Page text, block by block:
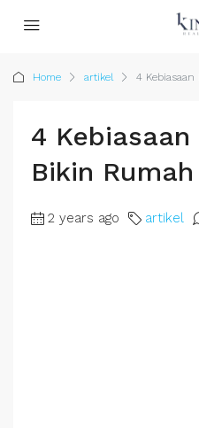
Home artikel 4
4
Bikin
2 years ago artikel